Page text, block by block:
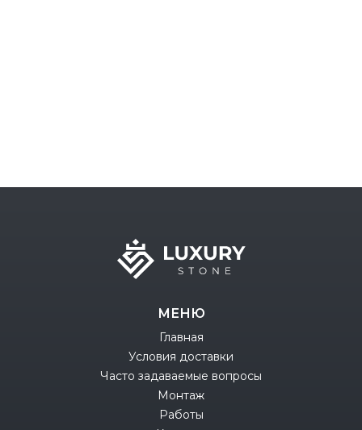
МЕНЮ
Главная
Условия доставки
Часто задаваемые вопросы
Монтаж
Работы